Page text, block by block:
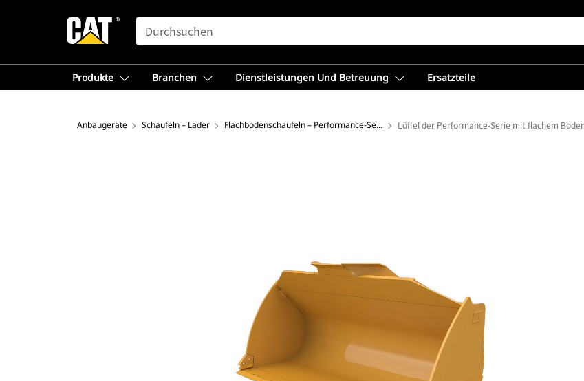
SEARCH
Produkte Branchen Dienstleistungen Und Betreuung Ersatzteile
Anbaugeräte Schaufeln – Lader Flachbodenschaufeln – Performance-Serie Löffel der Performance-Serie mit flachem Boden,